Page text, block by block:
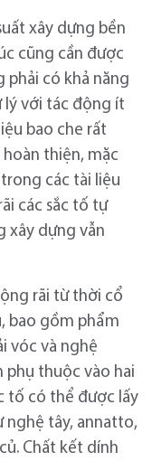
xây dựng bền
cũng cần được
phải có khả năng
lý với tác động ít
bao che rất
thiện, mặc
các tài liệu
các sắc tố tự
xây dựng vẫn
rãi từ thời cổ
bao gồm phẩm
vóc và nghệ
phụ thuộc vào hai
tố có thể được lấy
nghệ tây, annatto,
Chất kết dính